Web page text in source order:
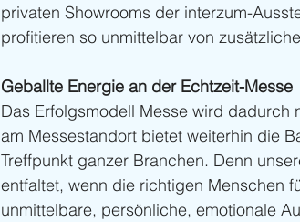
privaten Showrooms der interzum-
profitieren so unmittelbar von
Geballte Energie an der Echtzeit-Messe
Das Erfolgsmodell Messe wird dadurch
am Messestandort bietet weiterhin die
Treffpunkt ganzer Branchen. Denn
entfaltet, wenn die richtigen Menschen
unmittelbare, persönliche, emotionale